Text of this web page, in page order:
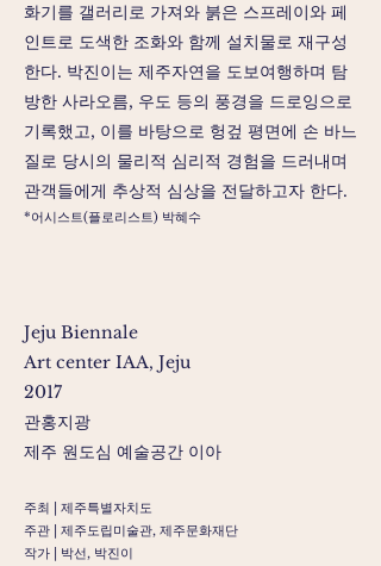
화기를 갤러리로 가져와 붉은 스프레이와 페
인트로 도색한 조화와 함께 설치물로 재구성
한다. 박진이는 제주자연을 도보여행하며 탐
방한 사라오름, 우도 등의 풍경을 드로잉으로
기록했고, 이를 바탕으로 헝겊 평면에 손 바느
질로 당시의 물리적 심리적 경험을 드러내며
관객들에게 추상적 심상을 전달하고자 한다.
​*어시스트(플로리스트) 박혜수
Jeju Biennale
Art center IAA, Jeju
2017
​관홍지광
제주 원도심 예술공간 이아
주최 | 제주특별자치도
주관 | 제주도립미술관, 제주문화재단
작가 | 박선, 박진이